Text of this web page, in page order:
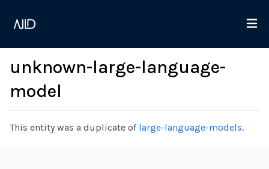
unknown-large-language-
model
This entity was a duplicate of large-language-models.